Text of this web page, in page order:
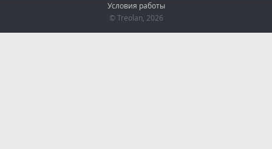
Условия работы
© Treolan, 2026